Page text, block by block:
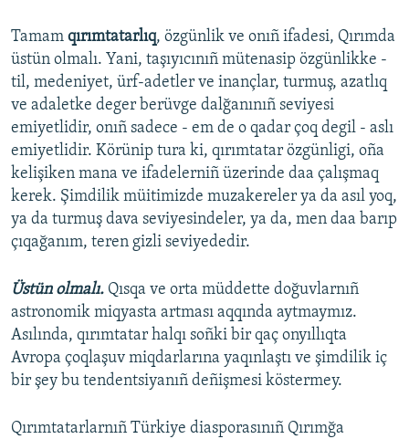
Tamam qırımtatarlıq, özgünlik ve onıñ ifadesi, Qırımda
üstün olmalı. Yani, taşıyıcınıñ mütenasip özgünlikke -
til, medeniyet, ürf-adetler ve inançlar, turmuş, azatlıq
ve adaletke deger berüvge dalğanınıñ seviyesi
emiyetlidir, onıñ sadece - em de o qadar çoq degil - aslı
emiyetlidir. Körünip tura ki, qırımtatar özgünligi, oña
kelişiken mana ve ifadelerniñ üzerinde daa çalışmaq
kerek. Şimdilik müitimizde muzakereler ya da asıl yoq,
ya da turmuş dava seviyesindeler, ya da, men daa barıp
çıqağanım, teren gizli seviyededir.​
Üstün olmalı. Qısqa ve orta müddette doğuvlarnıñ
astronomik miqyasta artması aqqında aytmaymız.
Asılında, qırımtatar halqı soñki bir qaç onyıllıqta
Avropa çoqlaşuv miqdarlarına yaqınlaştı ve şimdilik iç
bir şey bu tendentsiyanıñ deñişmesi köstermey.
Qırımtatarlarnıñ Türkiye diasporasınıñ Qırımğa